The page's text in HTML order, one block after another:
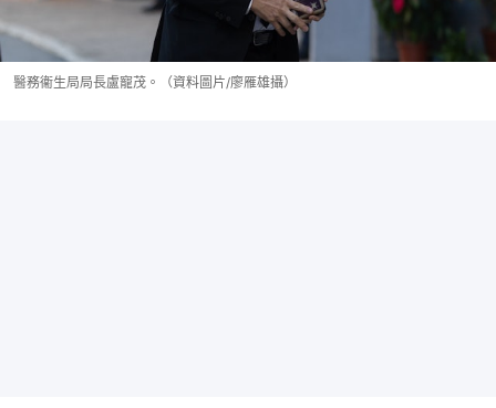
醫務衞生局局長盧寵茂。（資料圖片/廖雁雄攝）